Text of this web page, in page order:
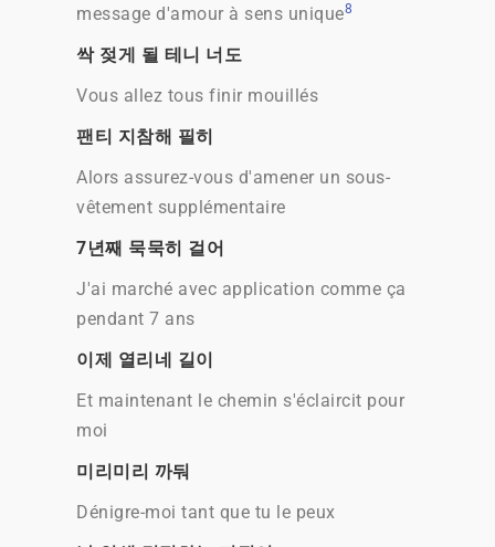
message d'amour à sens unique8
싹 젖게 될 테니 너도
Vous allez tous finir mouillés
팬티 지참해 필히
Alors assurez-vous d'amener un sous-
vêtement supplémentaire
7년째 묵묵히 걸어
J'ai marché avec application comme ça
pendant 7 ans
이제 열리네 길이
Et maintenant le chemin s'éclaircit pour
moi
미리미리 까둬
Dénigre-moi tant que tu le peux